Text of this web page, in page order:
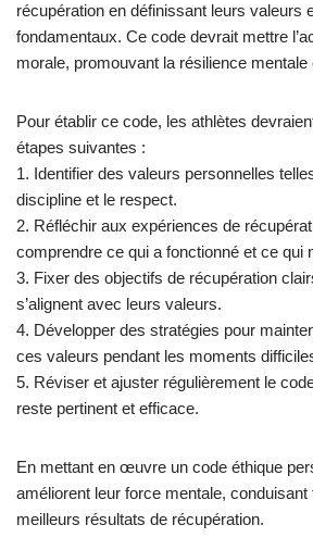
en œuvre pour
l’intégrité morale ?
Les athlètes peuvent renforcer l’intégrité
des principes d’honnêteté, de
pratiques favorisent la résilience mentale
récupération.
Établir des valeurs personnelles claires
naviguer dans les dilemmes éthiques.
régulière favorise la prise de conscience
Participer à des discussions d’équipe sur
environnement de soutien.
renforce le lien entre les valeurs
sociétal. Ces actions cultivent une forte